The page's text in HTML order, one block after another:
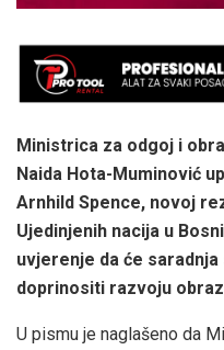
Ministrica za odgoj i
Naida Hota-Muminović
Arnhild Spence, novoj
Ujedinjenih nacija u
uvjerenje da će
doprinositi razvoju
U pismu je naglašeno da